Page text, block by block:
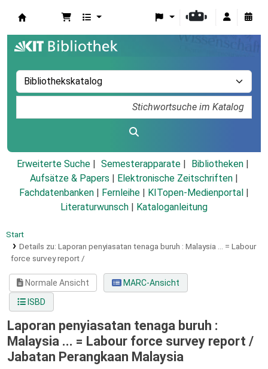
Erweiterte Suche Semesterapparate
Bibliotheken
Aufsätze & Papers
Elektronische Zeitschriften
Fachdatenbanken
Fernleihe KITopen-Medienportal
Literaturwunsch
Kataloganleitung
Start
Details zu: Laporan penyiasatan tenaga buruh : Malaysia ... = Labour
force survey report /
Normale Ansicht
MARC-Ansicht
ISBD
Laporan penyiasatan tenaga buruh :
Malaysia ... = Labour force survey report /
Jabatan Perangkaan Malaysia